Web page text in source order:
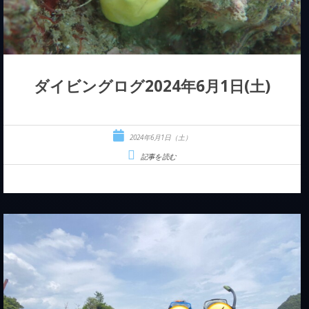
ダイビングログ2024年6月1日(土)
2024年6月1日（土）
記事を読む